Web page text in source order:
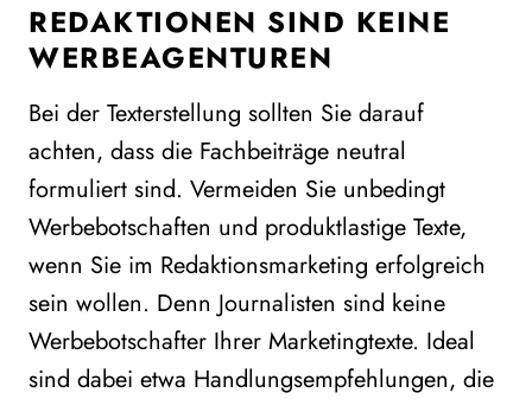
REDAKTIONEN SIND KEINE
WERBEAGENTUREN
Bei der Texterstellung sollten Sie darauf
achten, dass die Fachbeiträge neutral
formuliert sind. Vermeiden Sie unbedingt
Werbebotschaften und produktlastige Texte,
wenn Sie im Redaktionsmarketing erfolgreich
sein wollen. Denn Journalisten sind keine
Werbebotschafter Ihrer Marketingtexte. Ideal
sind dabei etwa Handlungsempfehlungen, die